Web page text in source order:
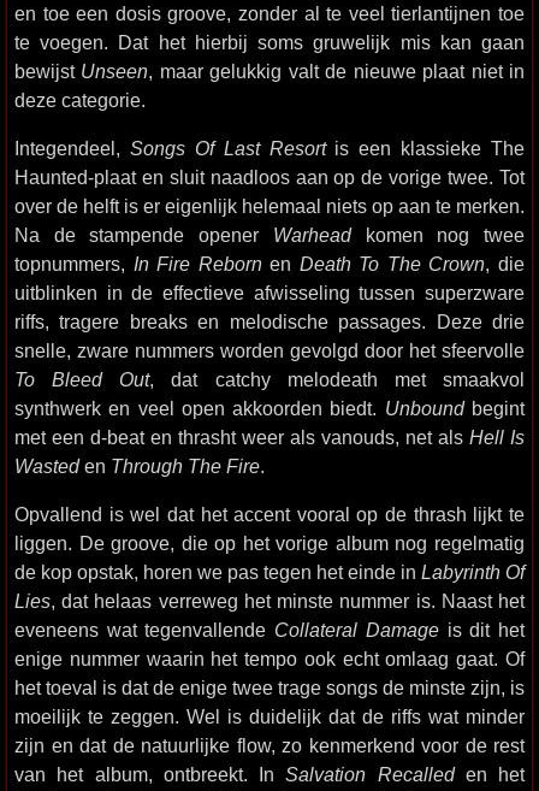
en toe een dosis groove, zonder al te veel tierlantijnen toe
te voegen. Dat het hierbij soms gruwelijk mis kan gaan
bewijst Unseen, maar gelukkig valt de nieuwe plaat niet in
deze categorie.
Integendeel, Songs Of Last Resortis een klassieke The
Haunted-plaat en sluit naadloos aan op de vorige twee. Tot
over de helft is er eigenlijk helemaal niets op aan te merken.
Na de stampende opener Warheadkomen nog twee
topnummers, In Fire Rebornen Death To The Crown, die
uitblinken in de effectieve afwisseling tussen superzware
riffs, tragere breaks en melodische passages. Deze drie
snelle, zware nummers worden gevolgd door het sfeervolle
To Bleed Out, dat catchy melodeath met smaakvol
synthwerk en veel open akkoorden biedt. Unboundbegint
met een d-beat en thrasht weer als vanouds, net als Hell Is
Wasteden Through The Fire.
Opvallend is wel dat het accent vooral op de thrash lijkt te
liggen. De groove, die op het vorige album nog regelmatig
de kop opstak, horen we pas tegen het einde in Labyrinth Of
Lies, dat helaas verreweg het minste nummer is. Naast het
eveneens wat tegenvallende Collateral Damageis dit het
enige nummer waarin het tempo ook echt omlaag gaat. Of
het toeval is dat de enige twee trage songs de minste zijn, is
moeilijk te zeggen. Wel is duidelijk dat de riffs wat minder
zijn en dat de natuurlijke flow, zo kenmerkend voor de rest
van het album, ontbreekt. InSalvation Recalleden het